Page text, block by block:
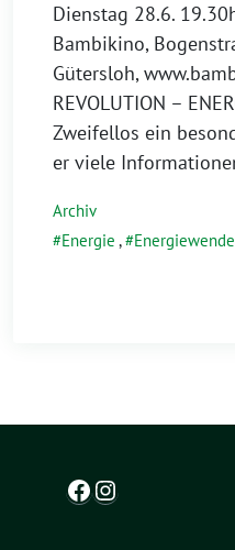
Dienstag 28.6.
Bambikino,
Gütersloh,
REVOLUTION –
Zweifellos ein
er viele
Archiv
Energie , Energiewende
Facebook
Instagram